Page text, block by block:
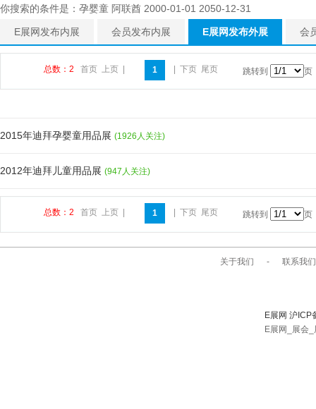
你搜索的条件是：孕婴童 阿联酋 2000-01-01 2050-12-31
E展网发布内展 会员发布内展 E展网发布外展 会
总数：2 首页 上页 1 下页 尾页 跳转到 页
2015年迪拜孕婴童用品展 (1926人关注)
2012年迪拜儿童用品展 (947人关注)
总数：2 首页 上页 1 下页 尾页 跳转到 页
关于我们 - 联系我们
E展网 沪
E展网_展会